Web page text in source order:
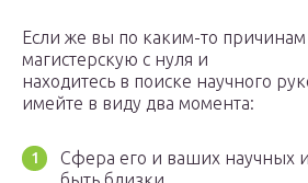
Если же вы по каким-то причинам
магистерскую с нуля и
находитесь в поиске научного
имейте в виду два момента:
Сфера его и ваших научных